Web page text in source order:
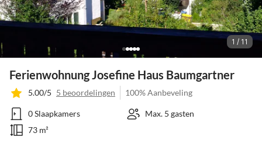
1 / 11
Ferienwohnung Josefine Haus Baumgartner
5.00/5 5 beoordelingen 100% Aanbeveling
0 Slaapkamers
Max. 5 gasten
73 m²